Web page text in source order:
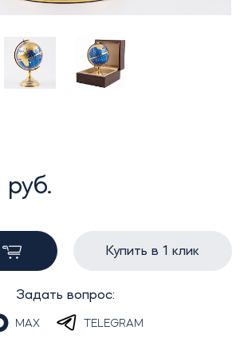
Купить в 1 клик
Задать вопрос:
MAX TELEGRAM